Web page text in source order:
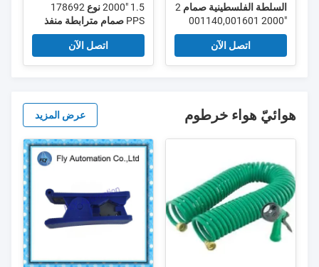
السلطة الفلسطينية صمام 2
"2000 001140,001601
مترابطة منفذ الطريق 2/2
زاوية مقعد صمام
اتصل الآن
1.5 "2000 نوع 178692
PPS صمام مترابطة منفذ
الطريق 2/2 زاوية مقعد
اتصل الآن
هوائيّ هواء خرطوم عرض المزيد